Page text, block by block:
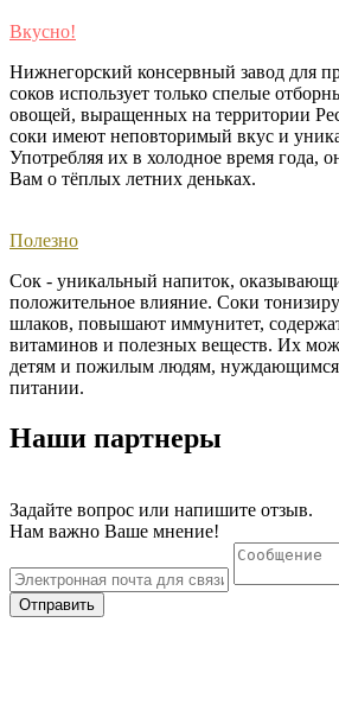
Вкусно!
Нижнегорский консервный завод для
соков использует только спелые
овощей, выращенных на территории
соки имеют неповторимый вкус и
Употребляя их в холодное время года,
Вам о тёплых летних деньках. ​
Полезно
Сок - уникальный напиток,
положительное влияние. Соки
шлаков, повышают иммунитет,
витаминов и полезных веществ. Их
детям и пожилым людям, нуждающимся
питании.
Наши партнеры
Задайте вопрос или напишите отзыв.
Нам важно Ваше мнение!
Отправить